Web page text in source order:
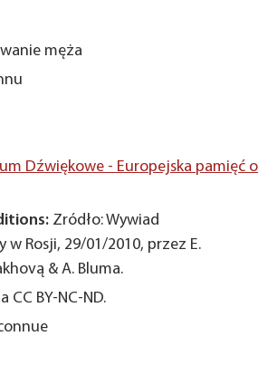
męża
Dźwiękowe - Europejska pamięć o
Zródło: Wywiad
Rosji, 29/01/2010, przez E.
& A. Bluma.
CC BY-NC-ND.